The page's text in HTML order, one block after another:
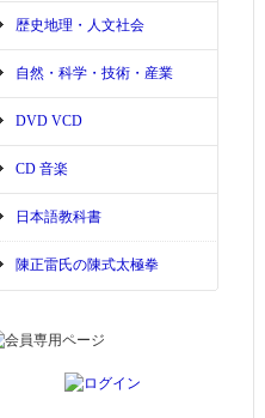
歴史地理・人文社会
自然・科学・技術・産業
DVD VCD
CD 音楽
日本語教科書
陳正雷氏の陳式太極拳